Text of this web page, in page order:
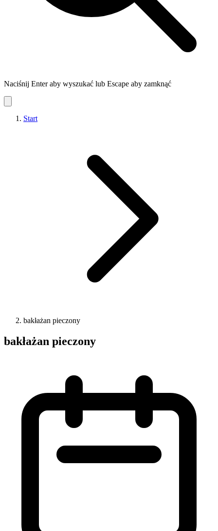
Naciśnij Enter aby wyszukać lub Escape aby zamknąć
Start
bakłażan pieczony
bakłażan pieczony